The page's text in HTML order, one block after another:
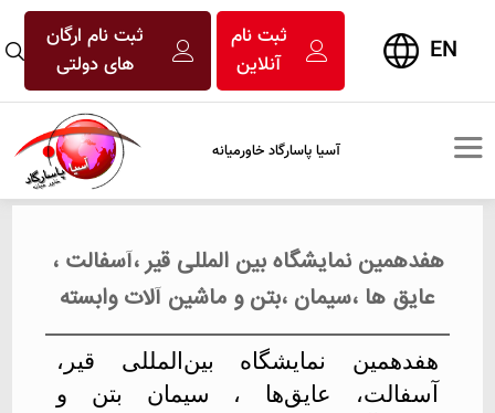
EN
ثبت نام
آنلاین
ثبت نام ارگان
های دولتی
آسیا پاسارگاد خاورمیانه
هفدهمین نمایشگاه بین المللی قیر ،آسفالت ،
عایق ها ،سیمان ،بتن و ماشین آلات وابسته
هفدهمین نمایشگاه بین‌المللی قیر،
آسفالت، عایق‌ها ، سیمان بتن و